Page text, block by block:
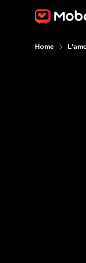
Home